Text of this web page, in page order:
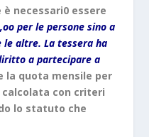
necessari0 essere
per le persone sino a
altre. La tessera ha
a partecipare a
la quota mensile per
con criteri
lo statuto che